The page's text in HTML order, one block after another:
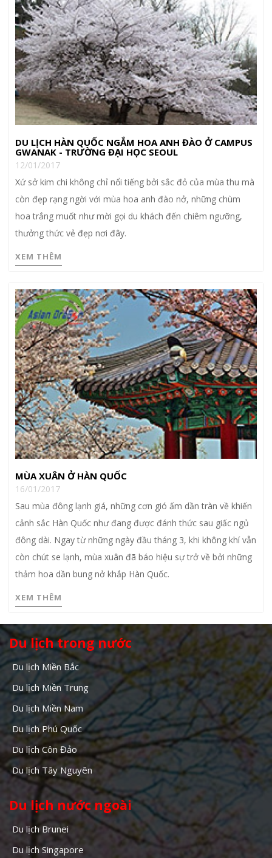
DU LỊCH HÀN QUỐC NGẮM HOA ANH ĐÀO Ở CAMPUS
GWANAK - TRƯỜNG ĐẠI HỌC SEOUL
12/01/2017
Xứ sở kim chi không chỉ nổi tiếng bởi sắc đỏ của mùa thu mà
còn đẹp rạng ngời với mùa hoa anh đào nở, những chùm
hoa trắng muốt như mời gọi du khách đến chiêm ngưỡng,
thưởng thức vẻ đẹp nơi đây.
XEM THÊM
MÙA XUÂN Ở HÀN QUỐC
16/01/2017
Sau mùa đông lạnh giá, những cơn gió ấm dần tràn về khiến
cảnh sắc Hàn Quốc như đang được đánh thức sau giấc ngủ
đông dài. Ngay từ những ngày đầu tháng 3, khi không khí vẫn
còn chút se lạnh, mùa xuân đã báo hiệu sự trở về bởi những
thảm hoa dần bung nở khắp Hàn Quốc.
XEM THÊM
Du lịch trong nước
Du lịch Miền Bắc
Du lịch Miền Trung
Du lịch Miền Nam
Du lịch Phú Quốc
Du lịch Côn Đảo
Du lịch Tây Nguyên
Du lịch nước ngoài
Du lịch Brunei
Du lịch Singapore